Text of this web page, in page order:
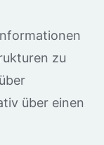
zu
über einen